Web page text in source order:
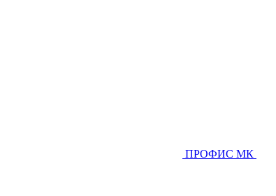
ПРОФИС МК